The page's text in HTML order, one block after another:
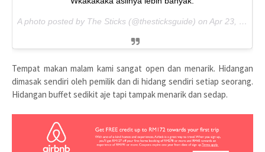
A photo posted by The Sticks (@thesticksguide) on Apr 23, 2016 at 6:24am PDT
Tempat makan malam kami sangat open dan menarik. Hidangan
dimasak sendiri oleh pemilik dan di hidang sendiri setiap seorang.
Hidangan buffet sedikit aje tapi tampak menarik dan sedap.